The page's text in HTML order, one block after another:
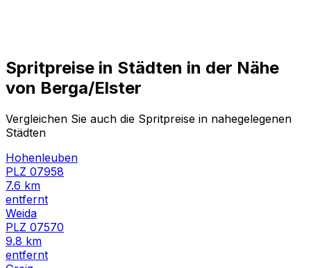
Spritpreise in Städten in der Nähe
von Berga/Elster
Vergleichen Sie auch die Spritpreise in nahegelegenen
Städten
Hohenleuben
PLZ 07958
7.6 km
entfernt
Weida
PLZ 07570
9.8 km
entfernt